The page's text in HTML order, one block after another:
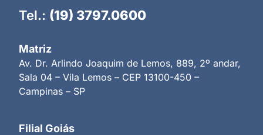
Tel.: (19) 3797.0600
Matriz
Av. Dr. Arlindo Joaquim de Lemos, 889, 2º andar,
Sala 04 – Vila Lemos – CEP 13100-450 –
Campinas – SP
Filial Goiás